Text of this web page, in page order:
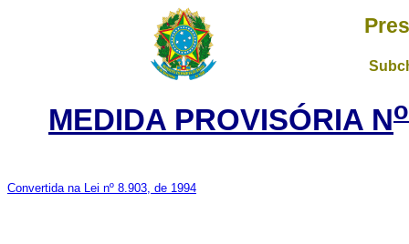
MEDIDA PROVISÓRIA No
Convertida na Lei nº 8.903, de 1994